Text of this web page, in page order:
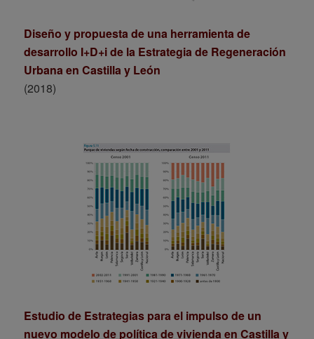
Diseño y propuesta de una herramienta de
desarrollo I+D+i de la Estrategia de Regeneración
Urbana en Castilla y León
(2018)
Estudio de Estrategias para el impulso de un
nuevo modelo de política de vivienda en Castilla y